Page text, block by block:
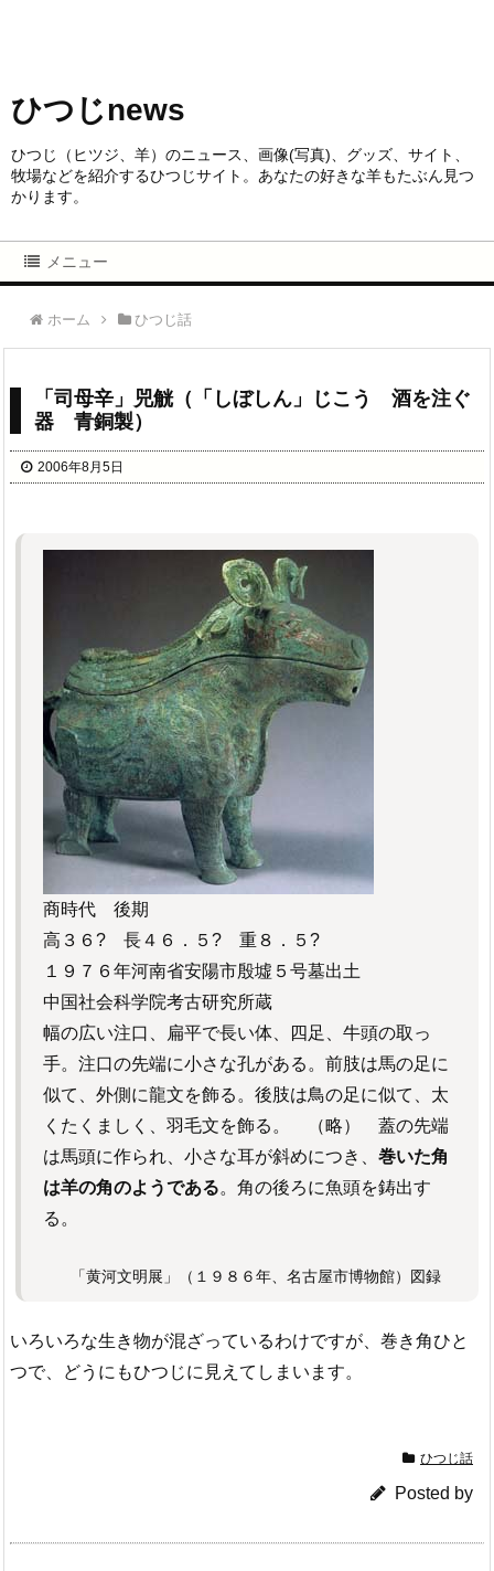
ひつじnews
ひつじ（ヒツジ、羊）のニュース、画像(写真)、グッズ、サイト、
牧場などを紹介するひつじサイト。あなたの好きな羊もたぶん見つ
かります。
メニュー
ホーム ひつじ話
「司母辛」兕觥（「しぼしん」じこう 酒を注ぐ
器 青銅製）
2006年8月5日
商時代 後期
高３６? 長４６．５? 重８．５?
１９７６年河南省安陽市殷墟５号墓出土
中国社会科学院考古研究所蔵
幅の広い注口、扁平で長い体、四足、牛頭の取っ
手。注口の先端に小さな孔がある。前肢は馬の足に
似て、外側に龍文を飾る。後肢は鳥の足に似て、太
くたくましく、羽毛文を飾る。 （略） 蓋の先端
は馬頭に作られ、小さな耳が斜めにつき、 巻いた角
は羊の角のようである。角の後ろに魚頭を鋳出す
る。
「黄河文明展」（１９８６年、名古屋市博物館）図録
いろいろな生き物が混ざっているわけですが、巻き角ひと
つで、どうにもひつじに見えてしまいます。
ひつじ話
Posted by